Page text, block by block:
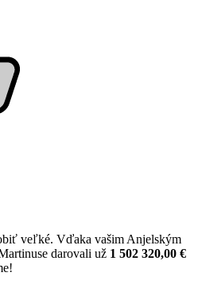
veľké. Vďaka vašim Anjelským
darovali už 1 502 320,00 €